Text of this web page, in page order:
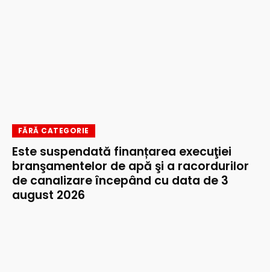
FĂRĂ CATEGORIE
Este suspendată finanțarea execuţiei
branşamentelor de apă şi a racordurilor
de canalizare începând cu data de 3
august 2026